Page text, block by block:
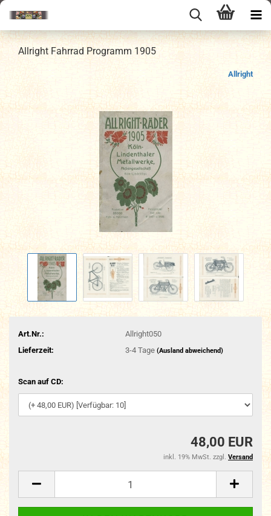
Allright Fahrrad Programm 1905
Allright
Art.Nr.:
Allright050
Lieferzeit:
3-4 Tage (Ausland abweichend)
Scan auf CD:
48,00 EUR
inkl. 19% MwSt. zzgl. Versand